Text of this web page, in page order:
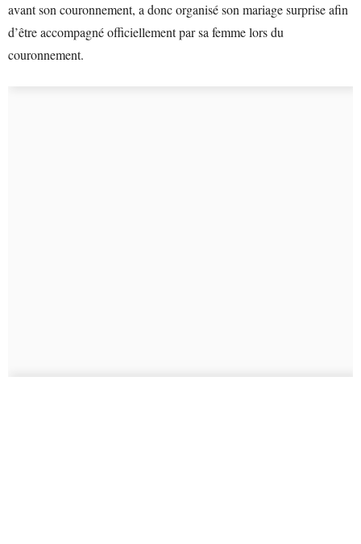
avant son couronnement, a donc organisé son mariage surprise afin
d’être accompagné officiellement par sa femme lors du
couronnement.